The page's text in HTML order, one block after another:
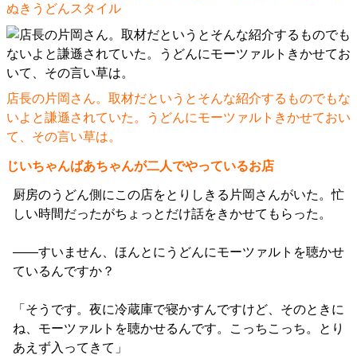
ぬきうどんスタイル
店長の片岡さん。取材だというとそんな紹介するものでもな
いよと謙遜されていた。うどんにモーツァルトきかせておい
て、その言い草は。
じいちゃんばあちゃんが二人でやっているお店
厨房のうどん側にこの店をとりしきる片岡さんがいた。忙
しい時間だったがちょっとだけ話をきかせてもらった。
――すいません、ほんとにうどんにモーツァルトを聴かせ
ているんですか？
「そうです。夜に冷蔵庫で寝かすんですけど、そのときに
ね、モーツァルトを聴かせるんです。こっちこっち。とり
あえず入ってきて」